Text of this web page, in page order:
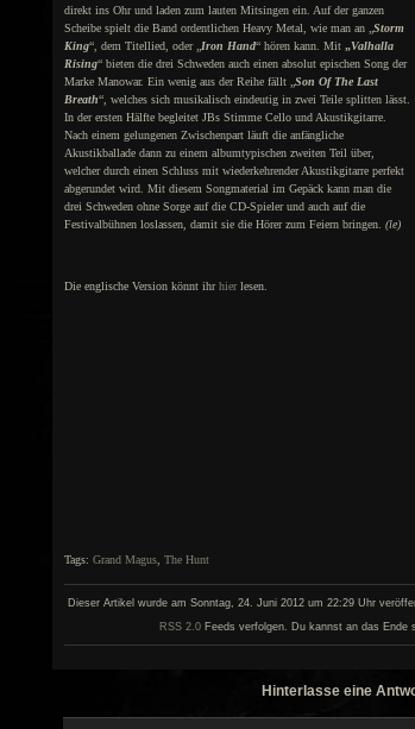
direkt ins Ohr und laden zum lauten Mitsingen ein. Auf der ganzen
Scheibe spielt die Band ordentlichen Heavy Metal, wie man an „ Storm
King“, dem Titellied, oder „ Iron Hand“ hören kann. Mit „Valhalla
Rising“ bieten die drei Schweden auch einen absolut epischen Song der
Marke Manowar. Ein wenig aus der Reihe fällt „ Son Of The Last
Breath“, welches sich musikalisch eindeutig in zwei Teile splitten lässt.
In der ersten Hälfte begleitet JBs Stimme Cello und Akustikgitarre.
Nach einem gelungenen Zwischenpart läuft die anfängliche
Akustikballade dann zu einem albumtypischen zweiten Teil über,
welcher durch einen Schluss mit wiederkehrender Akustikgitarre perfekt
abgerundet wird. Mit diesem Songmaterial im Gepäck kann man die
drei Schweden ohne Sorge auf die CD-Spieler und auch auf die
Festivalbühnen loslassen, damit sie die Hörer zum Feiern bringen. (le)
Die englische Version könnt ihrhierlesen.
Tags: Grand Magus The Hunt
Dieser Artikel wurde am Sonntag, 24. Juni 2012 um 22:29 Uhr
RSS 2.0 Feeds verfolgen. Du kannst an das Ende
Hinterlasse eine